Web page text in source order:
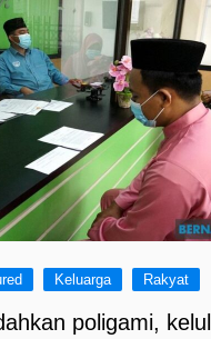
Keluarga Rakyat
poligami,